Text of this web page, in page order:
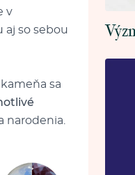
v
aj so sebou
sa
narodenia.